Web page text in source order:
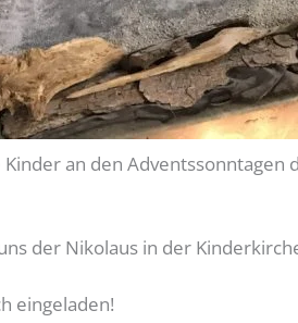
an den
der Nikolaus in der
eingeladen!